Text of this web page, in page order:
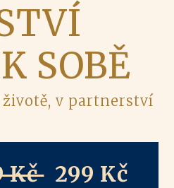
SOBĚ
v partnerství
Kč299 Kč